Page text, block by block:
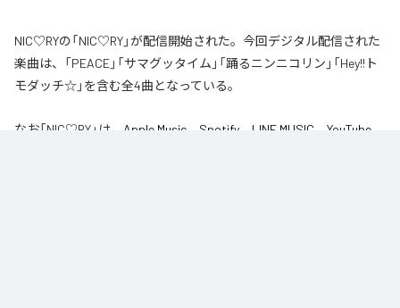
NIC♡RYの「NIC♡RY」が配信開始された。今回デジタル配信された
楽曲は、「PEACE」「サマグッタイム」「踊るニンニコリン」「Hey!!ト
モダッチ☆」を含む全4曲となっている。
なお「NIC♡RY」は、 Apple Music Spotify LINE MUSIC
YouTube